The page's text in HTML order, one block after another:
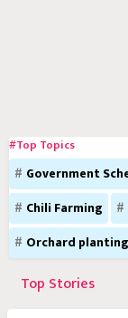
#Top Topics
Government
Chili Farming
Orchard
Top Stories